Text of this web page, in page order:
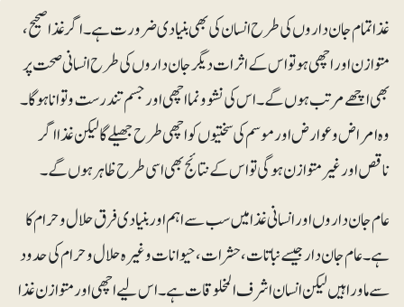
غذا تمام جان داروں کی طرح انسان کی بھی بنیادی ضرورت ہے۔ اگر غذا صحیح،
متوازن اور اچھی ہو تو اس کے اثرات دیگر جان داروں کی طرح انسانی صحت پر
بھی اچھے مرتب ہوں گے۔ اس کی نشوونما اچھی اور جسم تندرست و توانا ہوگا۔
وہ امراض و عوارض اور موسم کی سختیوں کو اچھی طرح جھیلے گا لیکن غذا اگر
ناقص اور غیرمتوازن ہوگی تو اس کے نتائج بھی اسی طرح ظاہر ہوں گے۔
عام جان داروں اور انسانی غذا میں سب سے اہم اور بنیادی فرق حلال و حرام کا
ہے۔ عام جان دار جیسے نباتات، حشرات، حیوانات وغیرہ حلال و حرام کی حدود
سے ماورا ہیں لیکن انسان اشرف المخلوقات ہے۔ اس لیے اچھی اور متوازن غذا